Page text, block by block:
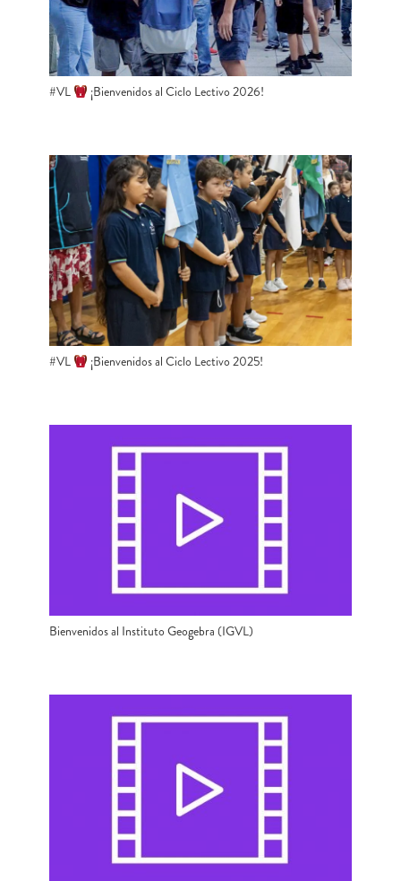
#VL ​ ¡Bienvenidos al Ciclo Lectivo 2026!
#VL ​ ¡Bienvenidos al Ciclo Lectivo 2025!
Bienvenidos al Instituto Geogebra (IGVL)